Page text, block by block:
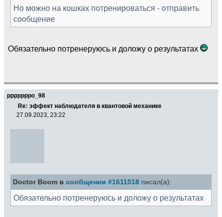
Но можно на кошках потренироваться - отправить
сообщение
Обязательно потренеруюсь и доложу о результатах
pppppppo_98
Re: эффект наблюдателя в квантовой механике
27.09.2023, 23:22
Doctor Boom в сообщении #1611518 писал(а):
Обязательно потренеруюсь и доложу о результатах